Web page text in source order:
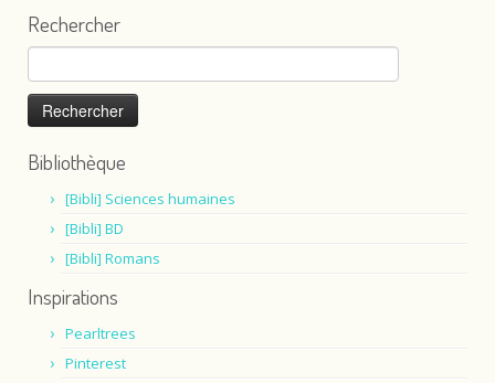
Rechercher
Rechercher :
Bibliothèque
[Bibli] Sciences humaines
[Bibli] BD
[Bibli] Romans
Inspirations
Pearltrees
Pinterest